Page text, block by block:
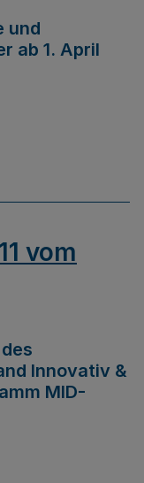
und
ab 1. April
vom
Innovativ &
MID-